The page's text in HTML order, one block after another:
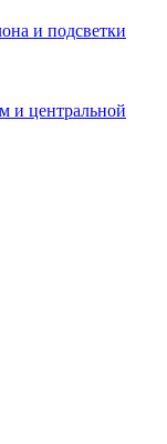
и подсветки
и центральной